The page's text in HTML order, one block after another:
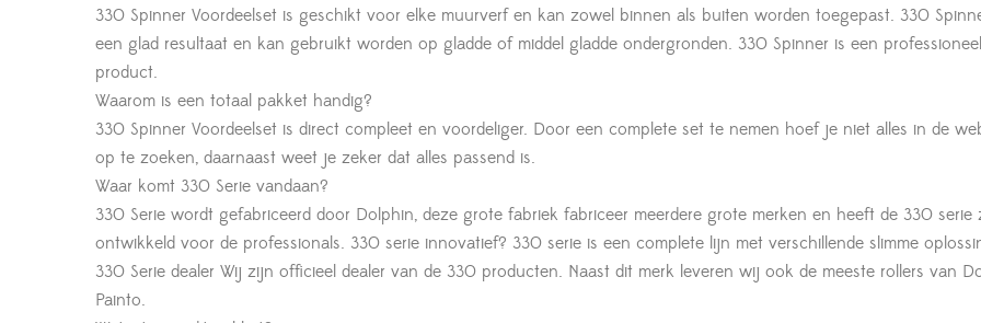
330 Spinner Voordeelset is geschikt voor elke muurverf en kan zowel binnen als buiten worden toegepast. 330
een glad resultaat en kan gebruikt worden op gladde of middel gladde ondergronden. 330 Spinner is een professioneel
product.
Waarom is een totaal pakket handig?
330 Spinner Voordeelset is direct compleet en voordeliger. Door een complete set te nemen hoef je niet alles in de
op te zoeken, daarnaast weet je zeker dat alles passend is.
Waar komt 330 Serie vandaan?
330 Serie wordt gefabriceerd door Dolphin, deze grote fabriek fabriceer meerdere grote merken en heeft de 330 serie
ontwikkeld voor de professionals. 330 serie innovatief? 330 serie is een complete lijn met verschillende slimme
330 Serie dealer Wij zijn officieel dealer van de 330 producten. Naast dit merk leveren wij ook de meeste rollers van
Painto.